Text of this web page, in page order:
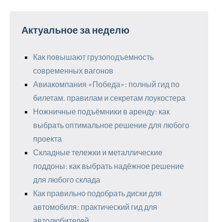
Актуальное за неделю
Как повышают грузоподъемность
современных вагонов
Авиакомпания «Победа»: полный гид по
билетам, правилам и секретам лоукостера
Ножничные подъёмники в аренду: как
выбрать оптимальное решение для любого
проекта
Складные тележки и металлические
поддоны: как выбрать надёжное решение
для любого склада
Как правильно подобрать диски для
автомобиля: практический гид для
автолюбителей